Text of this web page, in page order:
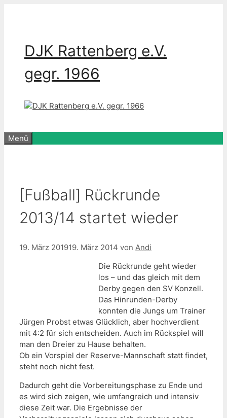
DJK Rattenberg e.V.
gegr. 1966
Menü
[Fußball] Rückrunde
2013/14 startet wieder
19. März 201919. März 2014 von Andi
Die Rückrunde geht wieder
los – und das gleich mit dem
Derby gegen den SV Konzell.
Das Hinrunden-Derby
konnten die Jungs um Trainer
Jürgen Probst etwas Glücklich, aber hochverdient
mit 4:2 für sich entscheiden. Auch im Rückspiel will
man den Dreier zu Hause behalten.
Ob ein Vorspiel der Reserve-Mannschaft statt findet,
steht noch nicht fest.
Dadurch geht die Vorbereitungsphase zu Ende und
es wird sich zeigen, wie umfangreich und intensiv
diese Zeit war. Die Ergebnisse der